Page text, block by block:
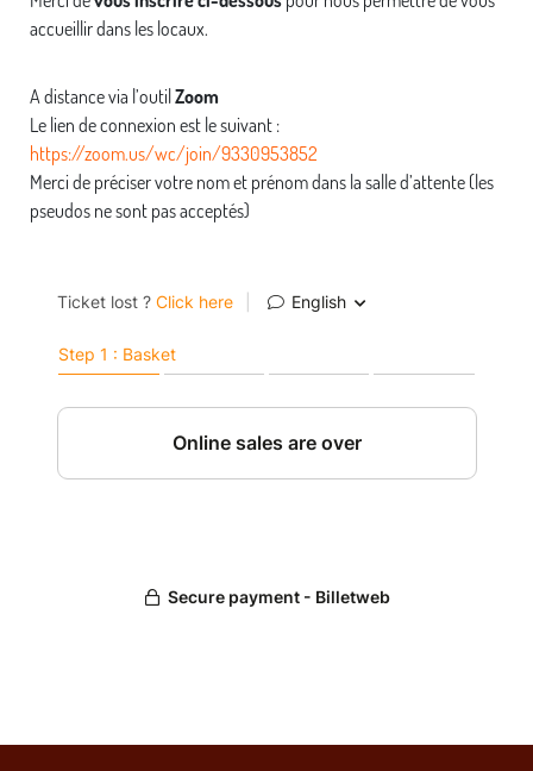
accueillir dans les locaux.
A distance via l’outil Zoom
Le lien de connexion est le suivant :
https://zoom.us/wc/join/9330953852
Merci de préciser votre nom et prénom dans la salle d’attente (les
pseudos ne sont pas acceptés)